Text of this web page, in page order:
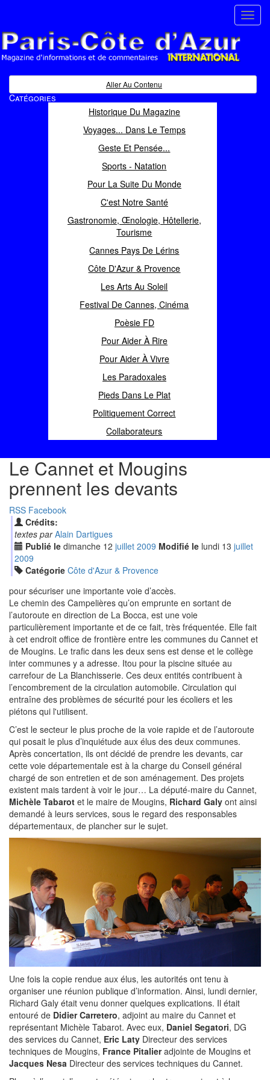
Magazine d'informations et de commentaires
Aller Au Contenu
Catégories
Historique Du Magazine
Voyages... Dans Le Temps
Geste Et Pensée...
Sports - Natation
Pour La Suite Du Monde
C'est Notre Santé
Gastronomie, Œnologie, Hôtellerie,
Tourisme
Cannes Pays De Lérins
Côte D'Azur & Provence
Les Arts Au Soleil
Festival De Cannes, Cinéma
Poèsie FD
Pour Aider À Rire
Pour Aider À Vivre
Les Paradoxales
Pieds Dans Le Plat
Politiquement Correct
Collaborateurs
Le Cannet et Mougins
prennent les devants
RSS Facebook
Crédits:
textes par Alain Dartigues
Publié le dimanche 12 juillet 2009 Modifié le lundi 13 juillet
2009
Catégorie Côte d'Azur & Provence
pour sécuriser une importante voie d’accès.
Le chemin des Campelières qu’on emprunte en sortant de
l’autoroute en direction de La Bocca, est une voie
particulièrement importante et de ce fait, très fréquentée. Elle fait
à cet endroit office de frontière entre les communes du Cannet et
de Mougins. Le trafic dans les deux sens est dense et le collège
inter communes y a adresse. Itou pour la piscine située au
carrefour de La Blanchisserie. Ces deux entités contribuent à
l’encombrement de la circulation automobile. Circulation qui
entraîne des problèmes de sécurité pour les écoliers et les
piétons qui l'utilisent.
C’est le secteur le plus proche de la voie rapide et de l’autoroute
qui posait le plus d’inquiétude aux élus des deux communes.
Après concertation, ils ont décidé de prendre les devants, car
cette voie départementale est à la charge du Conseil général
chargé de son entretien et de son aménagement. Des projets
existent mais tardent à voir le jour… La député-maire du Cannet,
Michèle Tabarot et le maire de Mougins, Richard Galy ont ainsi
demandé à leurs services, sous le regard des responsables
départementaux, de plancher sur le sujet.
Une fois la copie rendue aux élus, les autorités ont tenu à
organiser une réunion publique d’information. Ainsi, lundi dernier,
Richard Galy était venu donner quelques explications. Il était
entouré de Didier Carretero, adjoint au maire du Cannet et
représentant Michèle Tabarot. Avec eux, Daniel Segatori, DG
des services du Cannet, Eric Laty Directeur des services
techniques de Mougins, France Pitalieradjointe de Mougins et
Jacques Nesa Directeur des services techniques du Cannet.